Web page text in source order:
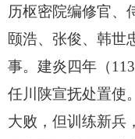
历枢密院编修官、
颐浩、张俊、韩世
事。建炎四年（
任川陕宣抚处置使
大败，但训练新兵